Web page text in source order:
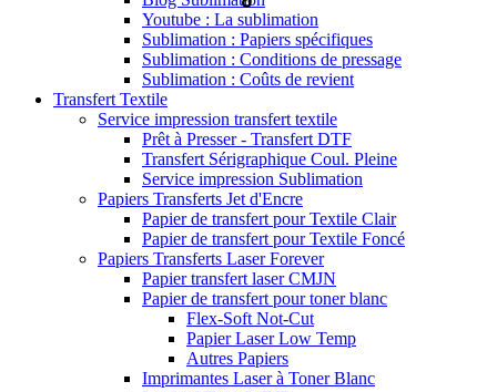
Youtube : La sublimation
Sublimation : Papiers spécifiques
Sublimation : Conditions de pressage
Sublimation : Coûts de revient
Transfert Textile
Service impression transfert textile
Prêt à Presser - Transfert DTF
Transfert Sérigraphique Coul. Pleine
Service impression Sublimation
Papiers Transferts Jet d'Encre
Papier de transfert pour Textile Clair
Papier de transfert pour Textile Foncé
Papiers Transferts Laser Forever
Papier transfert laser CMJN
Papier de transfert pour toner blanc
Flex-Soft Not-Cut
Papier Laser Low Temp
Autres Papiers
Imprimantes Laser à Toner Blanc